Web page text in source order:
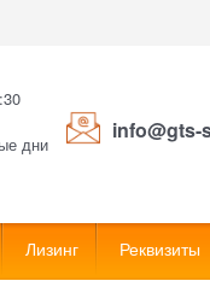
дни
info@gts-
Лизинг Реквизиты